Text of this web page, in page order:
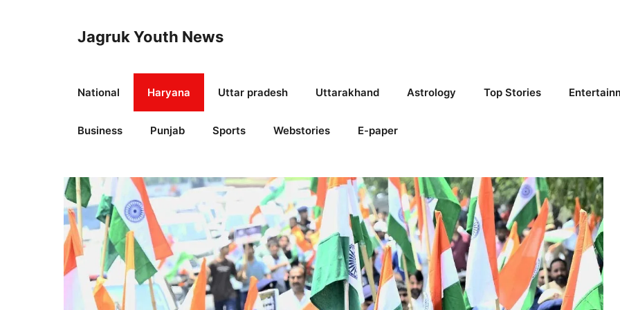
Jagruk Youth News
National Haryana Uttar pradesh Uttarakhand Astrology Top Stories
Business Punjab Sports Webstories E-paper